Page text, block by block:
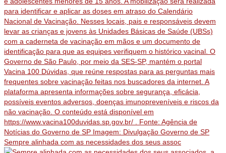
Sempre alinhada com as necessidades dos seus assoc